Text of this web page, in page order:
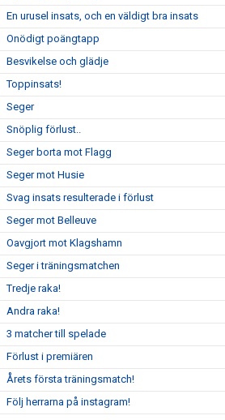
En urusel insats, och en väldigt bra insats
Onödigt poängtapp
Besvikelse och glädje
Toppinsats!
Seger
Snöplig förlust..
Seger borta mot Flagg
Seger mot Husie
Svag insats resulterade i förlust
Seger mot Belleuve
Oavgjort mot Klagshamn
Seger i träningsmatchen
Tredje raka!
Andra raka!
3 matcher till spelade
Förlust i premiären
Årets första träningsmatch!
Följ herrarna på instagram!